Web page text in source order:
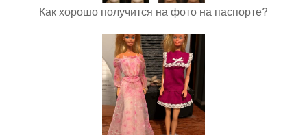
Как хорошо получится на фото на паспорте?